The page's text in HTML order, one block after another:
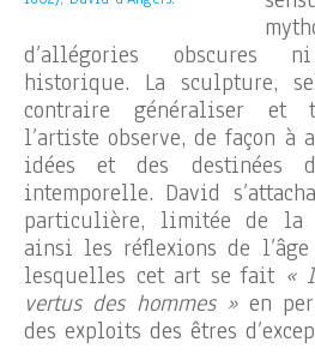
d’allégories obscures
historique. La sculpture,
contraire généraliser et
l’artiste observe, de façon à
idées et des destinées
intemporelle. David
particulière, limitée de la
ainsi les réflexions de
lesquelles cet art se fait «
vertus des hommes »en
des exploits des êtres